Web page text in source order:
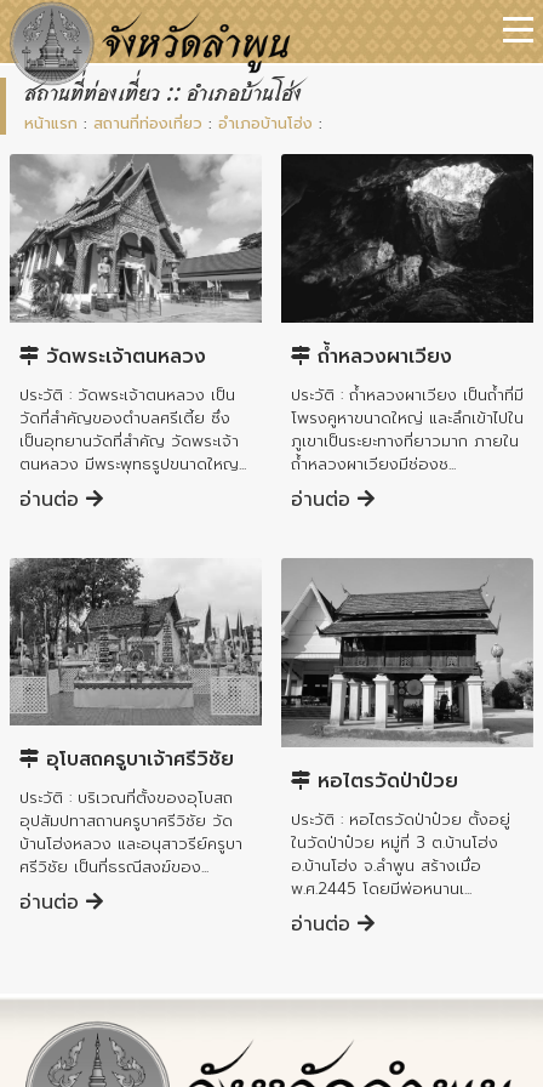
สถานที่ท่องเที่ยว :: อำเภอบ้านโฮ่ง
หน้าแรก : สถานที่ท่องเที่ยว : อำเภอบ้านโฮ่ง :
อำเภอบ้านโฮ่ง
วัดพระเจ้าตนหลวง
ประวัติ : วัดพระเจ้าตนหลวง เป็น
วัดที่สำคัญของตำบลศรีเตี้ย ซึ่ง
เป็นอุทยานวัดที่สำคัญ วัดพระเจ้า
ตนหลวง มีพระพุทธรูปขนาดใหญ...
อ่านต่อ
อำเภอบ้านโฮ่ง
ถ้ำหลวงผาเวียง
ประวัติ : ถ้ำหลวงผาเวียง เป็นถ้ำที่มี
โพรงคูหาขนาดใหญ่ และลึกเข้าไปใน
ภูเขาเป็นระยะทางที่ยาวมาก ภายใน
ถ้ำหลวงผาเวียงมีช่องช...
อ่านต่อ
อำเภอบ้านโฮ่ง
อุโบสถครูบาเจ้าศรีวิชัย
ประวัติ : บริเวณที่ตั้งของอุโบสถ
อุปสัมปทาสถานครูบาศรีวิชัย วัด
บ้านโฮ่งหลวง และอนุสาวรีย์ครูบา
ศรีวิชัย เป็นที่ธรณีสงฆ์ของ...
อ่านต่อ
อำเภอบ้านโฮ่ง
หอไตรวัดป่าป๋วย
ประวัติ : หอไตรวัดป่าป๋วย ตั้งอยู่
ในวัดป่าป๋วย หมู่ที่ 3 ต.บ้านโฮ่ง
อ.บ้านโฮ่ง จ.ลำพูน สร้างเมื่อ
พ.ศ.2445 โดยมีพ่อหนานเ...
อ่านต่อ